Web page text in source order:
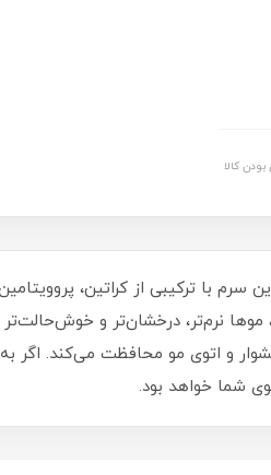
کالا
موها نرم‌تر، درخشان‌تر و خوش‌حالت‌تر
و اتوی مو محافظت می‌کند. اگر به
شما خواهد بود.